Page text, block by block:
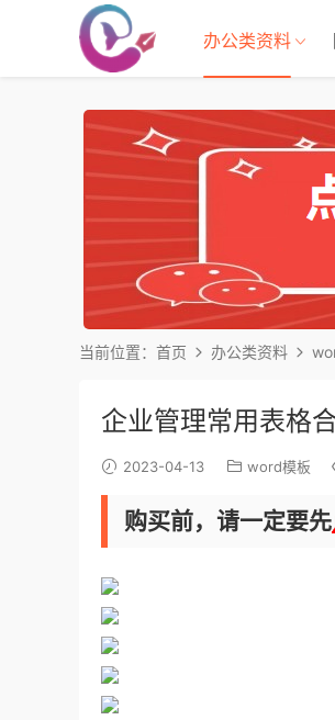
办公类资料
当前位置： 首页 办公类资料
企业管理常用表格
2023-04-13 word模板
购买前，请一定要先